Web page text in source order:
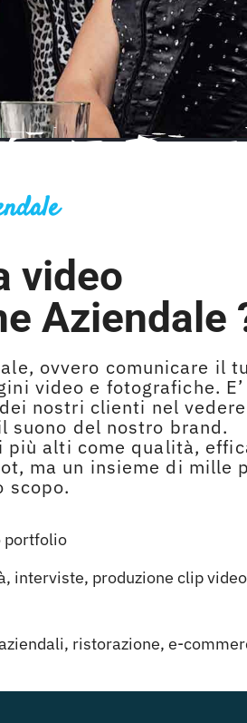
video
Aziendale
ovvero comunicare il
video e fotografiche. E’
nostri clienti nel
suono del nostro brand.
alti come qualità,
ma un insieme di mille
scopo.
portfolio
interviste, produzione clip video
ristorazione, e-